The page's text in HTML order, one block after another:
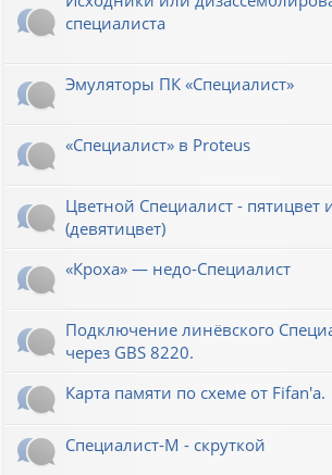
специалиста
Эмуляторы ПК «Специалист»
«Специалист» в Proteus
Цветной Специалист - пятицвет
(девятицвет)
«Кроха» — недо-Специалист
Подключение линёвского
через GBS 8220.
Карта памяти по схеме от Fifan'a.
Специалист-М - скруткой